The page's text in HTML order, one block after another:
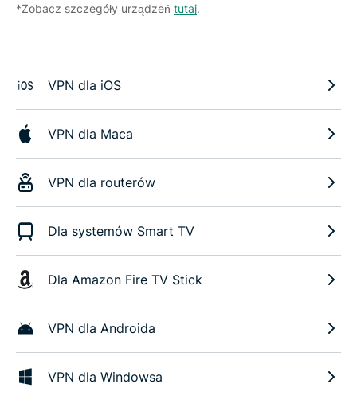
*Zobacz szczegóły urządzeń tutaj.
VPN dla iOS
VPN dla Maca
VPN dla routerów
Dla systemów Smart TV
Dla Amazon Fire TV Stick
VPN dla Androida
VPN dla Windowsa